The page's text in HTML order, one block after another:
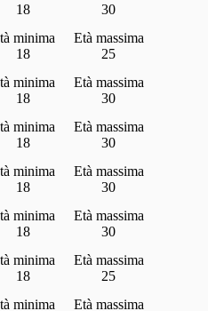
18 30
18
25
18 30
18 30
18 30
18 30
18 25